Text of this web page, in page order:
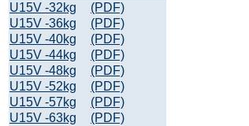
U15V -32kg
(PDF)
U15V -36kg
(PDF)
U15V -40kg
(PDF)
U15V -44kg
(PDF)
U15V -48kg
(PDF)
U15V -52kg
(PDF)
U15V -57kg
(PDF)
U15V -63kg
(PDF)